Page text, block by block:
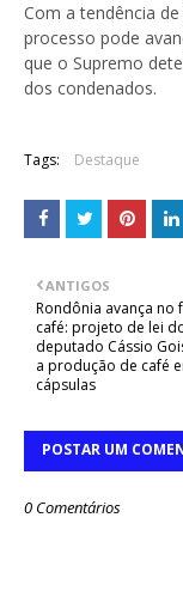
Com a tendência
processo pode
que o Supremo
dos condenados.
Tags: Destaque
ANTIGOS
Rondônia avança no
café: projeto de lei
deputado Cássio
a produção de café
cápsulas
POSTAR UM
0 Comentários